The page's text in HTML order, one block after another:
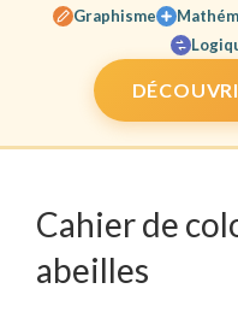
Graphisme
Cahier de
abeilles